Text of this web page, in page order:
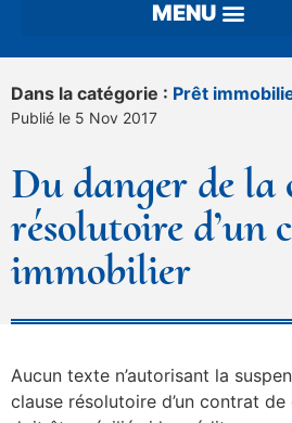
Dans la catégorie : Prêt
Publié le 5 Nov 2017
Du danger de la
résolutoire d’un
immobilier
Aucun texte n’autorisant la
clause résolutoire d’un contrat